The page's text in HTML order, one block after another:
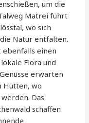
um die
Matrei führt
wo sich
Natur entfalten.
ebenfalls einen
Flora und
erwarten
Hütten, wo
Das
schaffen